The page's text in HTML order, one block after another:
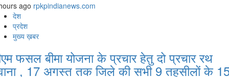
ago rpkpindianews.com
देश
प्रदेश
मुख्य ख़बर
फसल बीमा योजना के प्रचार हेतु दो प्रचार रथ
, 17 अगस्त तक जिले की सभी 9 तहसीलों के